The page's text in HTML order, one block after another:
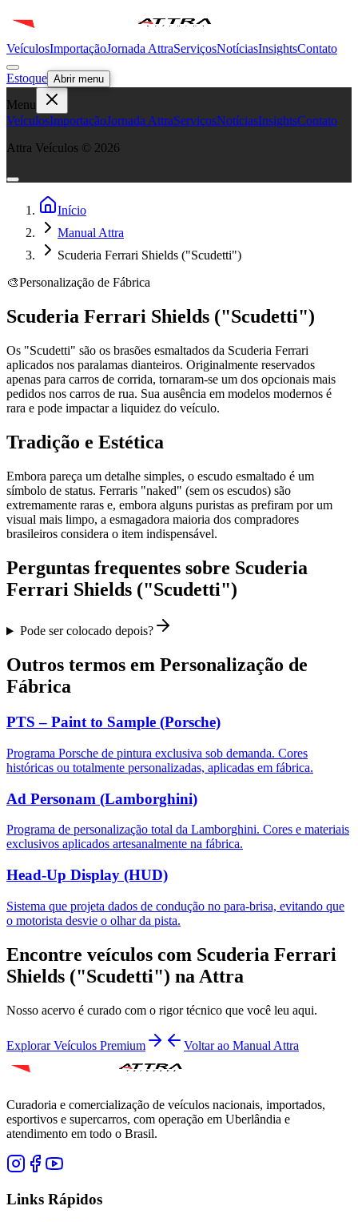
VeículosImportaçãoJornada AttraServiçosNotíciasInsightsContato
Estoque Abrir menu
Menu
VeículosImportaçãoJornada AttraServiçosNotíciasInsightsContato
Attra Veículos © 2026
Início
Manual Attra
Scuderia Ferrari Shields ("Scudetti")
🎨Personalização de Fábrica
Scuderia Ferrari Shields ("Scudetti")
Os "Scudetti" são os brasões esmaltados da Scuderia Ferrari
aplicados nos paralamas dianteiros. Originalmente reservados
apenas para carros de corrida, tornaram-se um dos opcionais mais
pedidos nos carros de rua. Sua ausência em modelos modernos é
rara e pode impactar a liquidez do veículo.
Tradição e Estética
Embora pareça um detalhe simples, o escudo esmaltado é um
símbolo de status. Ferraris "naked" (sem os escudos) são
extremamente raras e, embora alguns puristas as prefiram por um
visual mais limpo, a esmagadora maioria dos compradores
brasileiros considera o item indispensável.
Perguntas frequentes sobre Scuderia
Ferrari Shields ("Scudetti")
Pode ser colocado depois?
Outros termos em Personalização de
Fábrica
PTS – Paint to Sample (Porsche)
Programa Porsche de pintura exclusiva sob demanda. Cores
históricas ou totalmente personalizadas, aplicadas em fábrica.
Ad Personam (Lamborghini)
Programa de personalização total da Lamborghini. Cores e materiais
exclusivos aplicados artesanalmente na fábrica.
Head-Up Display (HUD)
Sistema que projeta dados de condução no para-brisa, evitando que
o motorista desvie o olhar da pista.
Encontre veículos com Scuderia Ferrari
Shields ("Scudetti") na Attra
Nosso acervo é curado com o rigor técnico que você leu aqui.
Explorar Veículos Premium Voltar ao Manual Attra
Curadoria e comercialização de veículos nacionais, importados,
esportivos e supercarros, com operação em Uberlândia e
atendimento em todo o Brasil.
Links Rápidos